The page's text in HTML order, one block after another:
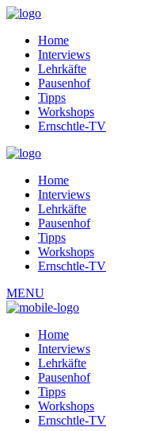
Home
Interviews
Lehrkäfte
Pausenhof
Tipps
Workshops
Ernschtle-TV
Home
Interviews
Lehrkäfte
Pausenhof
Tipps
Workshops
Ernschtle-TV
MENU
Home
Interviews
Lehrkäfte
Pausenhof
Tipps
Workshops
Ernschtle-TV